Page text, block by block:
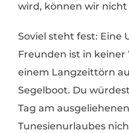
wird, können wir nicht
Soviel steht fest: Eine
Freunden ist in
einem Langzeittörn
Segelboot. Du
Tag am
Tunesienurlaubes